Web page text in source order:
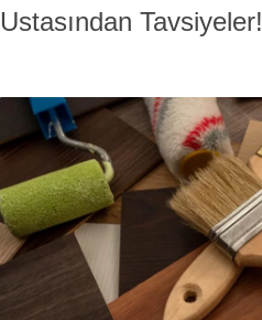
Ustasından Tavsiyeler!